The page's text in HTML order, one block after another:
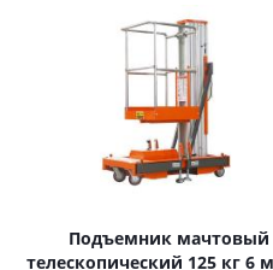
Подъемник мачтовый
телескопический 125 кг 6 м TOR